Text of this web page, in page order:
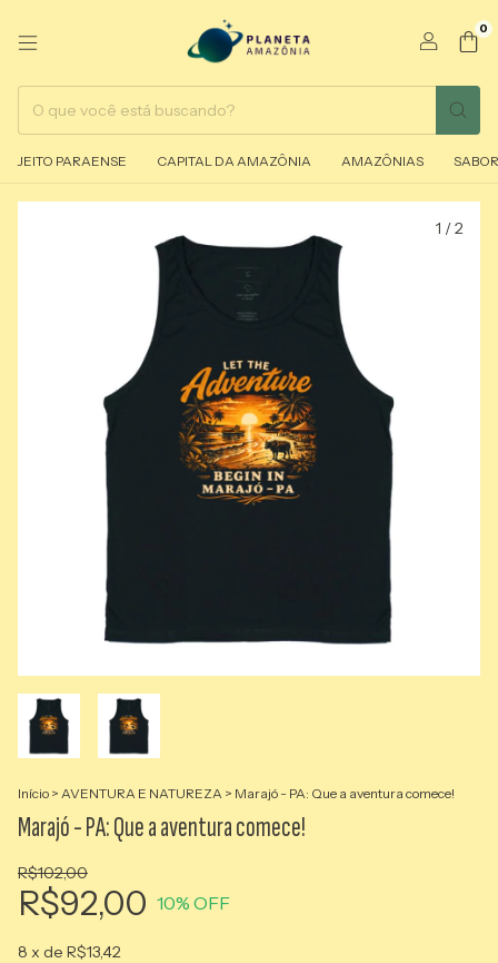
0
JEITO PARAENSE CAPITAL DA AMAZÔNIA AMAZÔNIAS
1 /2
Início > AVENTURA E NATUREZA > Marajó - PA: Que a aventura comece!
Marajó - PA: Que a aventura comece!
R$102,00
R$92,00 10% OFF
8 x de R$13,42